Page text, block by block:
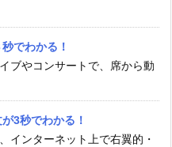
でわかる！
ブやコンサートで、席から動
3秒でわかる！
インターネット上で右翼的・